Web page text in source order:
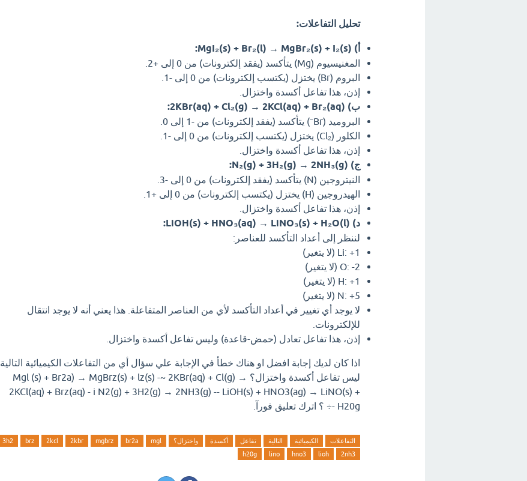
تحليل التفاعلات:
أ) MgI₂(s) + Br₂(l) → MgBr₂(s) + I₂(s):
المغنيسيوم (Mg) يتأكسد (يفقد إلكترونات) من 0 إلى +2.
البروم (Br) يختزل (يكتسب إلكترونات) من 0 إلى -1.
إذن، هذا تفاعل أكسدة واختزال.
ب) 2KBr(aq) + Cl₂(g) → 2KCl(aq) + Br₂(aq):
البروميد (Br⁻) يتأكسد (يفقد إلكترونات) من -1 إلى 0.
الكلور (Cl₂) يختزل (يكتسب إلكترونات) من 0 إلى -1.
إذن، هذا تفاعل أكسدة واختزال.
ج) N₂(g) + 3H₂(g) → 2NH₃(g):
النيتروجين (N) يتأكسد (يفقد إلكترونات) من 0 إلى -3.
الهيدروجين (H) يختزل (يكتسب إلكترونات) من 0 إلى +1.
إذن، هذا تفاعل أكسدة واختزال.
د) LiOH(s) + HNO₃(aq) → LiNO₃(s) + H₂O(l):
لننظر إلى أعداد التأكسد للعناصر:
Li: +1 (لا يتغير)
O: -2 (لا يتغير)
H: +1 (لا يتغير)
N: +5 (لا يتغير)
لا يوجد أي تغيير في أعداد التأكسد لأي من العناصر المتفاعلة. هذا يعني أنه لا يوجد انتقال
للإلكترونات.
إذن، هذا تفاعل تعادل (حمض-قاعدة) وليس تفاعل أكسدة واختزال.
اذا كان لديك إجابة افضل او هناك خطأ في الإجابة علي سؤال أي من التفاعلات الكيميائية التالية
ليس تفاعل أكسدة واختزال؟ Mgl (s) + Br2a) → MgBrz(s) + lz(s) -~ 2KBr(aq) + Cl(g) →
2KCl(aq) + Brz(aq) - i N2(g) + 3H2(g) → 2NH3(g) -- LiOH(s) + HNO3(ag) → LiNO(s) +
H20g -÷ ؟ اترك تعليق فورآ.
التفاعلات الكيميائية التالية تفاعل أكسدة واختزال؟ mgl
br2a
mgbrz
2kbr
2kcl
brz
3h2
2nh3
lioh
hno3
lino
h20g